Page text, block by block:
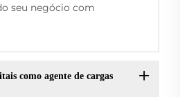
seu negócio com
como agente de cargas